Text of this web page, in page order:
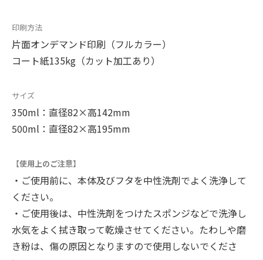
印刷方法
片面オンデマンド印刷（フルカラー）
コート紙135kg（カット加工あり）
サイズ
350ml：直径82×高142mm
500ml：直径82×高195mm
【使用上のご注意】
・ご使用前に、本体及びフタを中性洗剤でよく洗浄して
ください。
・ご使用後は、中性洗剤をつけたスポンジなどで洗浄し
水気をよく拭き取って乾燥させてください。たわしや磨
き粉は、傷の原因となりますので使用しないでくださ